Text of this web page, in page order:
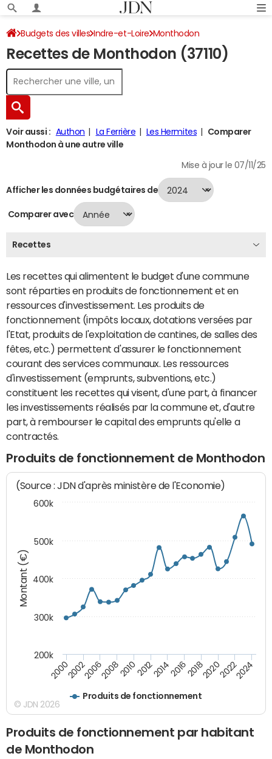
Budgets des villes Indre-et-Loire Monthodon
Recettes 2024
Recettes de Monthodon (37110)
Voir aussi : Authon La Ferrière Les Hermites
Comparer
Monthodon à une autre ville
Mise à jour le 07/11/25
Afficher les données budgétaires de
Comparer avec
Recettes
Les recettes qui alimentent le budget d'une commune
sont réparties en produits de fonctionnement et en
ressources d'investissement. Les produits de
fonctionnement (impôts locaux, dotations versées par
l'Etat, produits de l'exploitation de cantines, de salles des
fêtes, etc.) permettent d'assurer le fonctionnement
courant des services communaux. Les ressources
d'investissement (emprunts, subventions, etc.)
constituent les recettes qui visent, d'une part, à financer
les investissements réalisés par la commune et, d'autre
part, à rembourser le capital des emprunts qu'elle a
contractés.
Produits de fonctionnement de Monthodon
Montant (€)
(Source : JDN d'après ministère de l'Economie)
Produits de fonctionnement
200020022006200820102012201420162018202020222024
200k
300k
400k
500k
600k
© JDN 2026
Produits de fonctionnement par habitant
de Monthodon